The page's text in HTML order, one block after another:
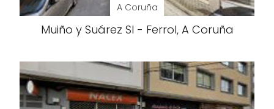
A Coruña
Muiño y Suárez Sl - Ferrol, A Coruña